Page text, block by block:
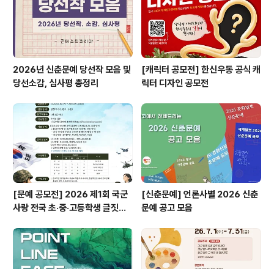
등부 고(초등 4학년 이상), 중등부..
2026년 신춘문예 당선작 모음 및
당선소감, 심사평 총정리
[캐릭터 공모전] 한신우동 공식 캐
릭터 디자인 공모전
[문예 공모전] 2026 제1회 국군
사랑 전국 초·중·고등학생 글짓기
[신춘문예] 언론사별 2026 신춘
문예 공고 모음